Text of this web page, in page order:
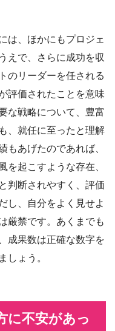
は、ほかにもプロジェ
えで、さらに成功を収
のリーダーを任される
評価されたことを意味
な戦略について、豊富
、就任に至ったと理解
もあげたのであれば、
を起こすような存在、
判断されやすく、評価
し、自分をよく見せよ
厳禁です。あくまでも
成果数は正確な数字を
しょう。
に不安があっ